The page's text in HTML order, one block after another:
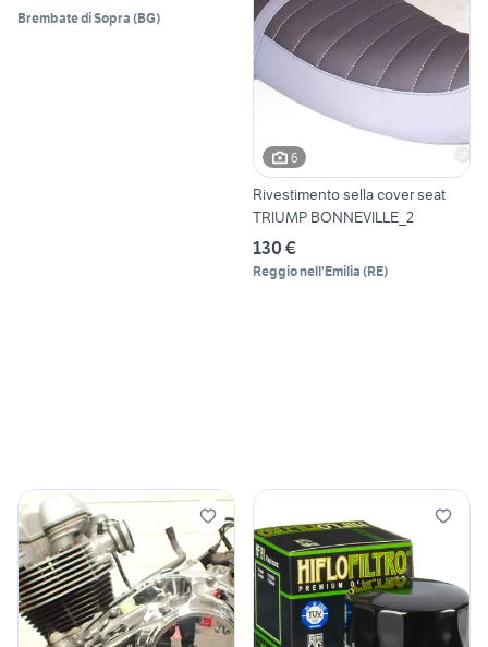
Brembate di Sopra (BG)
6
Rivestimento sella cover seat
TRIUMP BONNEVILLE_2
130 €
Reggio nell'Emilia (RE)